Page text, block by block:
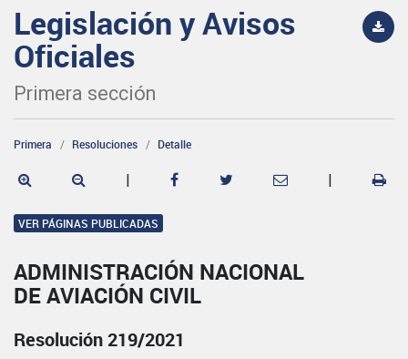
Legislación y Avisos
Oficiales
Primera sección
Primera Resoluciones Detalle
| |
VER PÁGINAS PUBLICADAS
ADMINISTRACIÓN NACIONAL
DE AVIACIÓN CIVIL
Resolución 219/2021